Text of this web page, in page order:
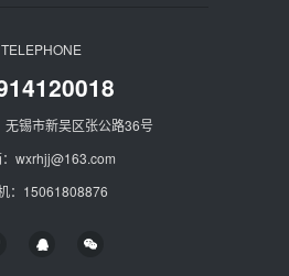
TELEPHONE
无锡市新吴区张公路36号
：wxrhjj@163.com
：15061808876